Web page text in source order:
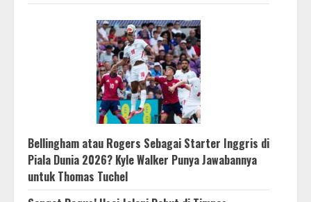
Bellingham atau Rogers Sebagai Starter Inggris di
Piala Dunia 2026? Kyle Walker Punya Jawabannya
untuk Thomas Tuchel